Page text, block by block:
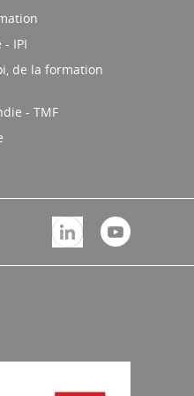
IPI
de la formation
- TMF